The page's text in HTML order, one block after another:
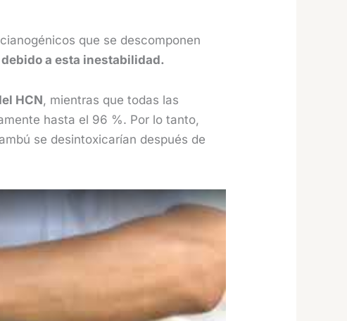
que se descomponen
a esta inestabilidad.
HCN, mientras que todas las
hasta el 96 %. Por lo tanto,
se desintoxicarían después de